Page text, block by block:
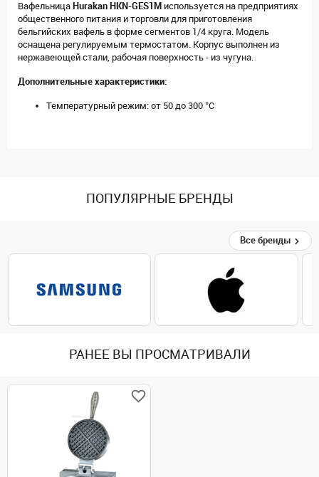
Вафельница Hurakan HKN-GES1M используется на предприятиях
общественного питания и торговли для приготовления
бельгийских вафель в форме сегментов 1/4 круга. Модель
оснащена регулируемым термостатом. Корпус выполнен из
нержавеющей стали, рабочая поверхность - из чугуна.
Дополнительные характеристики:
Температурный режим: от 50 до 300 °C
ПОПУЛЯРНЫЕ БРЕНДЫ
Все бренды
РАНЕЕ ВЫ ПРОСМАТРИВАЛИ